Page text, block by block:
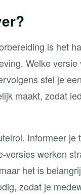
is het
Welke
stel je een
maakt, zodat
Informeer
werken
het is
zodat je